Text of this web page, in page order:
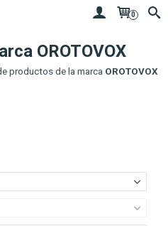
0
OROTOVOX
productos de la marca OROTOVOX